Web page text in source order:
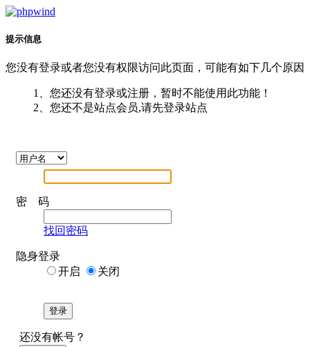
提示信息
您没有登录或者您没有权限访问此页面，可能有如下几个原因
1、您还没有登录或注册，暂时不能使用此功能！
2、您还不是站点会员,请先登录站点
密 码
找回密码
隐身登录
开启
关闭
登录
还没有帐号？